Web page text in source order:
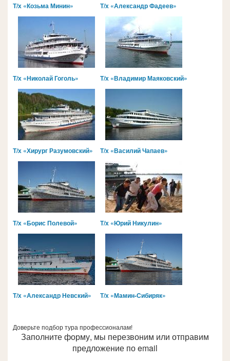
Т/х «Козьма Минин» Т/х «Александр Фадеев»
Т/х «Николай Гоголь» Т/х «Владимир Маяковский»
Т/х «Хирург Разумовский» Т/х «Василий Чапаев»
Т/х «Борис Полевой» Т/х «Юрий Никулин»
Т/х «Александр Невский» Т/х «Мамин-Сибиряк»
Доверьте подбор тура профессионалам!
Заполните форму, мы перезвоним или отправим
предложение по email